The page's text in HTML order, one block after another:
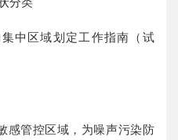
中区域划定工作指南（试
感管控区域，为噪声污染防